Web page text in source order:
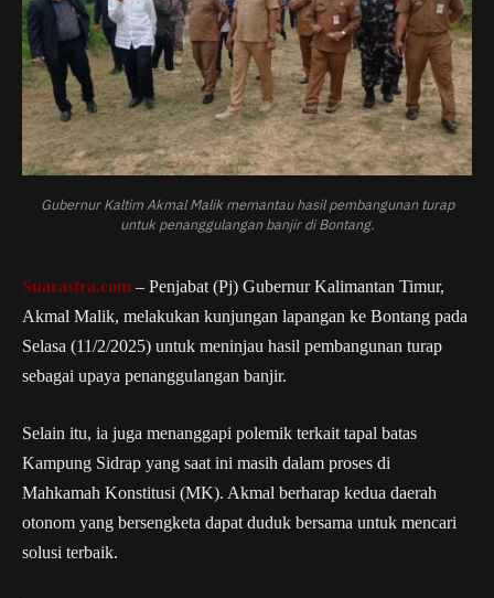
Gubernur Kaltim Akmal Malik memantau hasil pembangunan turap
untuk penanggulangan banjir di Bontang.
Suarastra.com – Penjabat (Pj) Gubernur Kalimantan Timur,
Akmal Malik, melakukan kunjungan lapangan ke Bontang pada
Selasa (11/2/2025) untuk meninjau hasil pembangunan turap
sebagai upaya penanggulangan banjir.
Selain itu, ia juga menanggapi polemik terkait tapal batas
Kampung Sidrap yang saat ini masih dalam proses di
Mahkamah Konstitusi (MK). Akmal berharap kedua daerah
otonom yang bersengketa dapat duduk bersama untuk mencari
solusi terbaik.